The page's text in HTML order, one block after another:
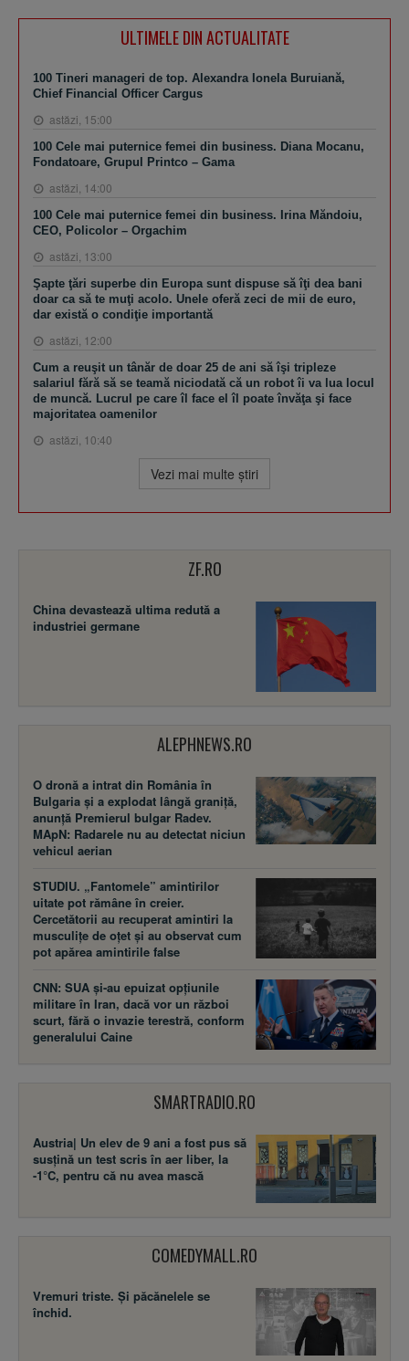
ULTIMELE DIN ACTUALITATE
100 Tineri manageri de top. Alexandra Ionela Buruiană,
Chief Financial Officer Cargus
astăzi, 15:00
100 Cele mai puternice femei din business. Diana Mocanu,
Fondatoare, Grupul Printco – Gama
astăzi, 14:00
100 Cele mai puternice femei din business. Irina Măndoiu,
CEO, Policolor – Orgachim
astăzi, 13:00
Şapte ţări superbe din Europa sunt dispuse să îţi dea bani
doar ca să te muţi acolo. Unele oferă zeci de mii de euro,
dar există o condiţie importantă
astăzi, 12:00
Cum a reuşit un tânăr de doar 25 de ani să îşi tripleze
salariul fără să se teamă niciodată că un robot îi va lua locul
de muncă. Lucrul pe care îl face el îl poate învăţa şi face
majoritatea oamenilor
astăzi, 10:40
Vezi mai multe ştiri
ZF.RO
China devastează ultima redută a
industriei germane
ALEPHNEWS.RO
O dronă a intrat din România în
Bulgaria și a explodat lângă graniță,
anunță Premierul bulgar Radev.
MApN: Radarele nu au detectat niciun
vehicul aerian
STUDIU. „Fantomele” amintirilor
uitate pot rămâne în creier.
Cercetătorii au recuperat amintiri la
musculițe de oțet și au observat cum
pot apărea amintirile false
CNN: SUA şi-au epuizat opțiunile
militare în Iran, dacă vor un război
scurt, fără o invazie terestră, conform
generalului Caine
SMARTRADIO.RO
Austria| Un elev de 9 ani a fost pus să
susţină un test scris în aer liber, la
-1°C, pentru că nu avea mască
COMEDYMALL.RO
Vremuri triste. Şi păcănelele se
închid.